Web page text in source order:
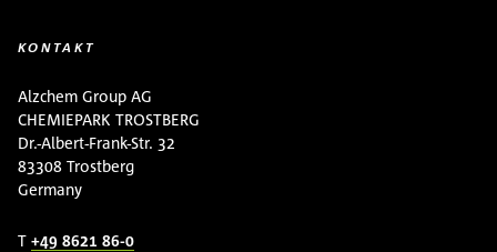
KONTAKT
Alzchem Group AG
CHEMIEPARK TROSTBERG
Dr.-Albert-Frank-Str. 32
83308 Trostberg
Germany
T +49 8621 86-0